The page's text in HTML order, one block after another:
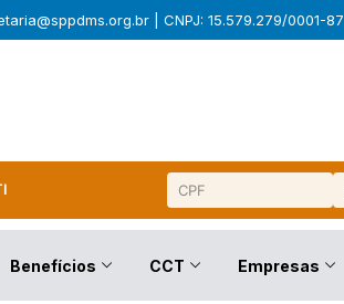
| CNPJ: 15.579.279/0001-87
Benefícios CCT Empresas